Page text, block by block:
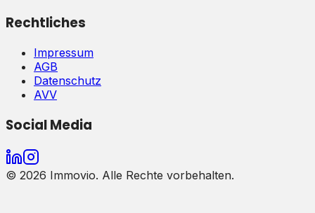
Rechtliches
Impressum
AGB
Datenschutz
AVV
Social Media
© 2026 Immovio. Alle Rechte vorbehalten.